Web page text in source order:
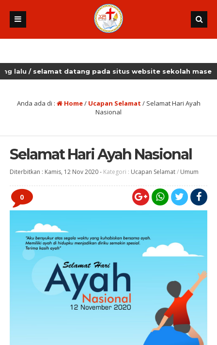
selamat datang pada situs website sekolah masehi kudus
Anda ada di : Home/ Ucapan Selamat / Selamat Hari Ayah
Nasional
Selamat Hari Ayah Nasional
Diterbitkan : Kamis, 12 Nov 2020- Kategori : Ucapan Selamat/ Umum
0